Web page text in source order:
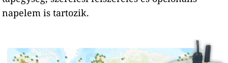
napelem is tartozik.